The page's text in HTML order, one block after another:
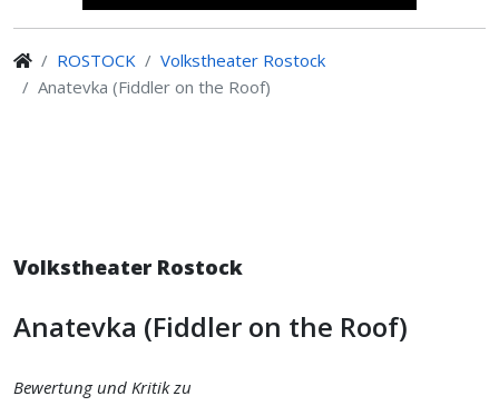
ROSTOCK
Volkstheater Rostock
Anatevka (Fiddler on the Roof)
Volkstheater Rostock
Anatevka (Fiddler on the Roof)
Bewertung und Kritik zu